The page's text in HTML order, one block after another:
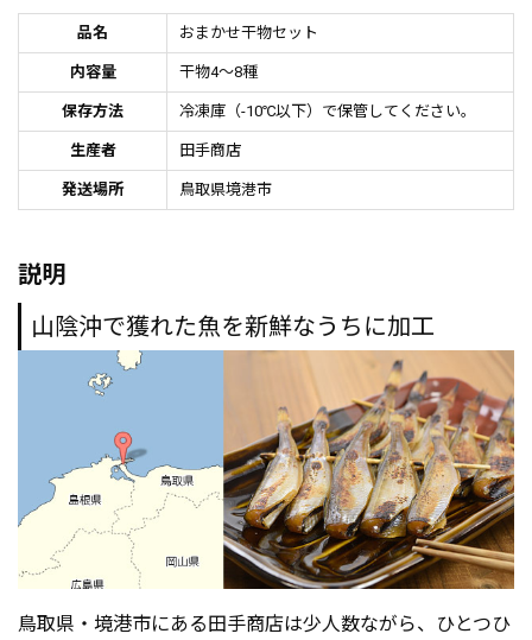
品名 おまかせ干物セット
内容量 干物4～8種
保存方法 冷凍庫（-10℃以下）で保管してください。
生産者 田手商店
発送場所 鳥取県境港市
説明
山陰沖で獲れた魚を新鮮なうちに加工
鳥取県・境港市にある田手商店は少人数ながら、ひとつひ